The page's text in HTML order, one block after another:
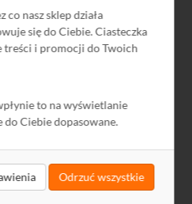
co nasz sklep działa
się do Ciebie. Ciasteczka
treści i promocji do Twoich
to na wyświetlanie
do Ciebie dopasowane.
Odrzuć wszystkie